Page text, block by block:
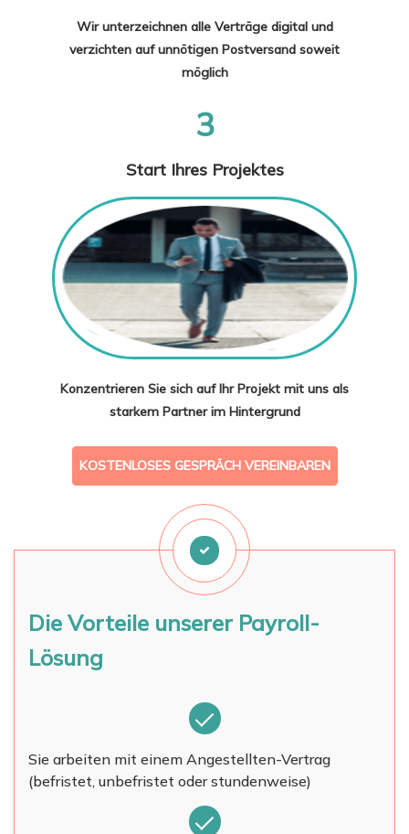
Wir unterzeichnen alle Verträge digital und
verzichten auf unnötigen Postversand soweit
möglich
3
Start Ihres Projektes
Konzentrieren Sie sich auf Ihr Projekt mit uns als
starkem Partner im Hintergrund
KOSTENLOSES GESPRÄCH VEREINBAREN
Die Vorteile unserer Payroll-
Lösung
Sie arbeiten mit einem Angestellten-Vertrag
(befristet, unbefristet oder stundenweise)